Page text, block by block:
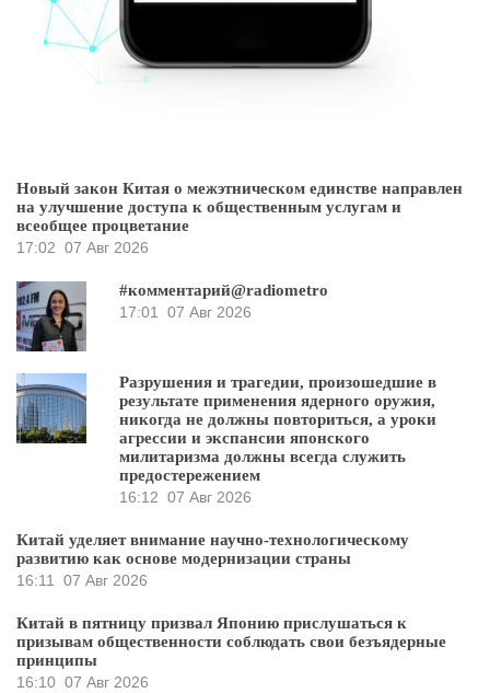
Новый закон Китая о межэтническом единстве направлен
на улучшение доступа к общественным услугам и
всеобщее процветание
17:02 07 Авг 2026
#комментарий@radiometro
17:01
07 Авг 2026
Разрушения и трагедии, произошедшие в
результате применения ядерного оружия,
никогда не должны повториться, а уроки
агрессии и экспансии японского
милитаризма должны всегда служить
предостережением
16:12 07 Авг 2026
Китай уделяет внимание научно-технологическому
развитию как основе модернизации страны
16:11
07 Авг 2026
Китай в пятницу призвал Японию прислушаться к
призывам общественности соблюдать свои безъядерные
принципы
16:10 07 Авг 2026